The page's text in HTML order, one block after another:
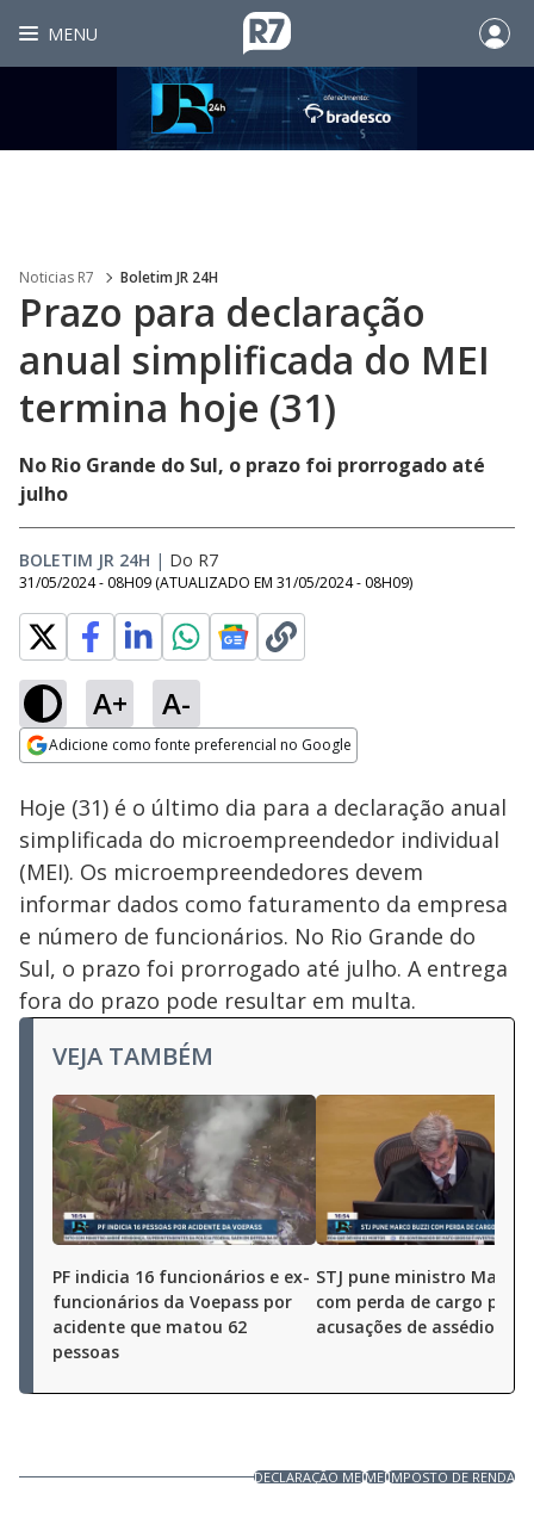
MENU
Noticias R7 Boletim JR 24H
Prazo para declaração
anual simplificada do MEI
termina hoje (31)
No Rio Grande do Sul, o prazo foi prorrogado até
julho
BOLETIM JR 24H | Do R7
31/05/2024 - 08H09 (ATUALIZADO EM 31/05/2024 - 08H09)
A+ A-
Adicione como fonte preferencial no Google
Ativar
100.00%
Hoje (31) é o último dia para a declaração anual
simplificada do microempreendedor individual
(MEI). Os microempreendedores devem
informar dados como faturamento da empresa
e número de funcionários. No Rio Grande do
Sul, o prazo foi prorrogado até julho. A entrega
fora do prazo pode resultar em multa.
VEJA TAMBÉM
PF indicia 16 funcionários e ex-
funcionários da Voepass por
acidente que matou 62
pessoas
STJ pune ministro Marco
com perda de cargo por
acusações de assédio
DECLARAÇÃO MEIMEIIMPOSTO DE RENDA